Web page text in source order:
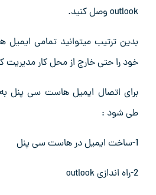
outlook وصل کنید.
بدین ترتیب میتوانید تمامی ایمیل
خود را حتی خارج از محل کار مدیریت
طی شود :
1-ساخت ایمیل در هاست سی پنل
2-راه اندازی outlook